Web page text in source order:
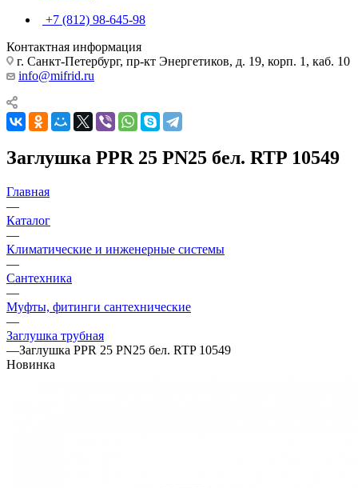
+7 (812) 98-645-98
Контактная информация
г. Санкт-Петербург, пр-кт Энергетиков, д. 19, корп. 1, каб. 10
info@mifrid.ru
Заглушка PPR 25 PN25 бел. RTP 10549
Главная
—
Каталог
—
Климатические и инженерные системы
—
Сантехника
—
Муфты, фитинги сантехнические
—
Заглушка трубная
—Заглушка PPR 25 PN25 бел. RTP 10549
Новинка